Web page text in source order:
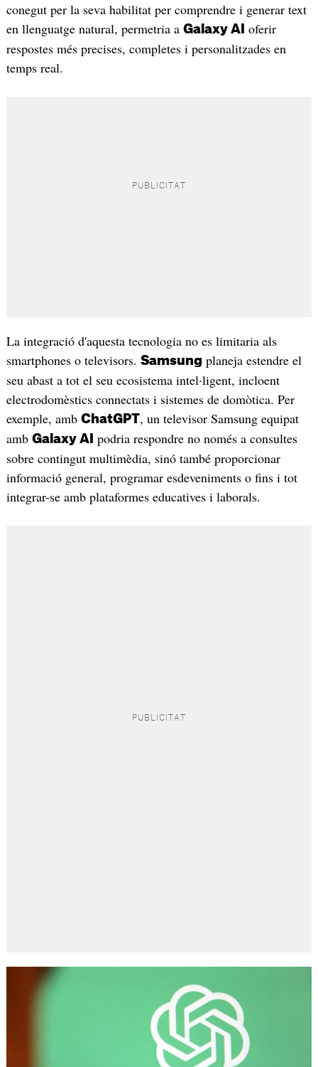
conegut per la seva habilitat per comprendre i generar text
en llenguatge natural, permetria a Galaxy AI
oferir
respostes més precises, completes i personalitzades en
temps real.
La integració d'aquesta tecnologia no es limitaria als
smartphones o televisors. Samsung planeja estendre el
seu abast a tot el seu ecosistema intel·ligent, incloent
electrodomèstics connectats i sistemes de domòtica. Per
exemple, amb ChatGPT, un televisor Samsung equipat
amb Galaxy AI
podria respondre no només a consultes
sobre contingut multimèdia, sinó també proporcionar
informació general, programar esdeveniments o fins i tot
integrar-se amb plataformes educatives i laborals.